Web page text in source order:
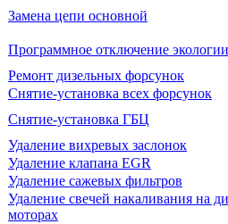
Замена цепи основной
Программное отключение экологии
Ремонт дизельных форсунок
Снятие-установка всех форсунок
Снятие-установка ГБЦ
Удаление вихревых заслонок
Удаление клапана EGR
Удаление сажевых фильтров
Удаление свечей накаливания на
моторах